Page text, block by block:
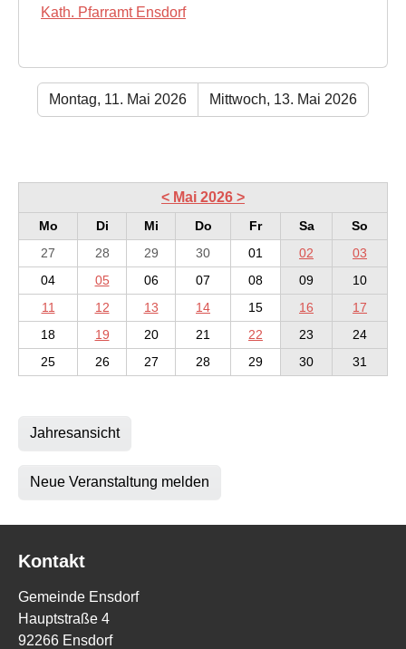
Kath. Pfarramt Ensdorf
Montag, 11. Mai 2026 Mittwoch, 13. Mai 2026
< Mai 2026 >
Mo Di Mi Do Fr Sa
So
27
28 29 30 01 02
03
04
05 06 07 08 09
10
11
12 13 14 15 16
17
18
19 20 21 22 23
24
25
26 27 28 29 30 31
Jahresansicht
Neue Veranstaltung melden
Kontakt
Gemeinde Ensdorf
Hauptstraße 4
92266 Ensdorf